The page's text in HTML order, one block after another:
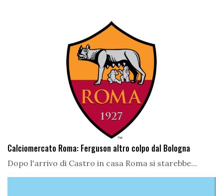
Calciomercato Roma: Ferguson altro colpo dal Bologna
Dopo l'arrivo di Castro in casa Roma si starebbe...